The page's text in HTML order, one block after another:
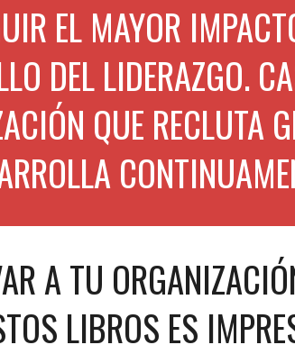
EL MAYOR
DEL LIDERAZGO.
QUE RECLUTA
A TU
LIBROS ES